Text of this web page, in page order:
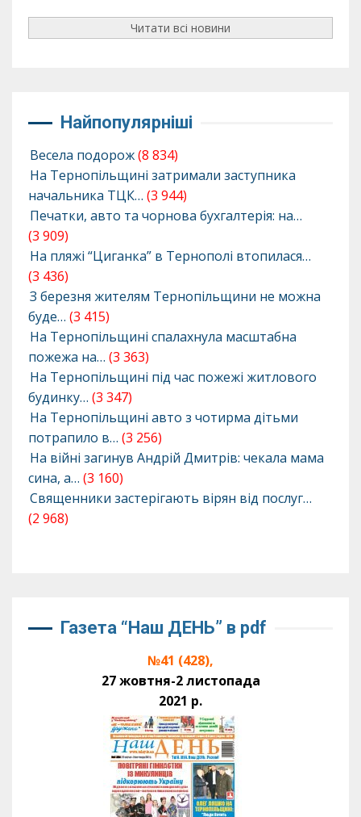
Читати всі новини
Найпопулярніші
Весела подорож(8 834)
На Тернопільщині затримали заступника
начальника ТЦК… (3 944)
Печатки, авто та чорнова бухгалтерія: на…
(3 909)
На пляжі “Циганка” в Тернополі втопилася…
(3 436)
З березня жителям Тернопільщини не можна
буде… (3 415)
На Тернопільщині спалахнула масштабна
пожежа на… (3 363)
На Тернопільщині під час пожежі житлового
будинку… (3 347)
На Тернопільщині авто з чотирма дітьми
потрапило в… (3 256)
На війні загинув Андрій Дмитрів: чекала мама
сина, а… (3 160)
Священники застерігають вірян від послуг…
(2 968)
Газета “Наш ДЕНЬ” в pdf
№41 (428),
27 жовтня-2 листопада
2021 р.